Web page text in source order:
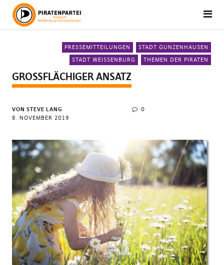
PRESSEMITTEILUNGEN
STADT GUNZENHAUSEN
STADT WEISSENBURG
THEMEN DER PIRATEN
GROSSFLÄCHIGER ANSATZ
VON STEVE LANG
8. NOVEMBER 2019
0